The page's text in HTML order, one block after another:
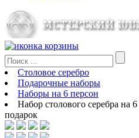
Столовое серебро
Подарочные наборы
Наборы на 6 персон
Набор столового серебра на
подарок